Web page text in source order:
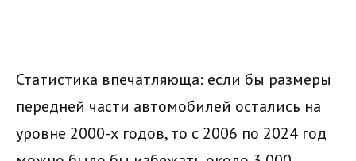
Статистика впечатляюща: если бы размеры
передней части автомобилей остались на
уровне 2000-х годов, то с 2006 по 2024 год